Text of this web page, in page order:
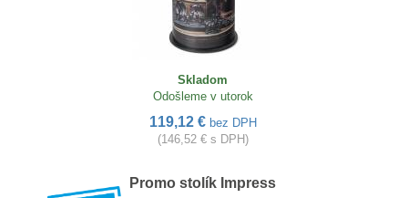
Skladom
Odošleme v utorok
119,12 € bez DPH
(146,52 € s DPH)
Promo stolík Impress